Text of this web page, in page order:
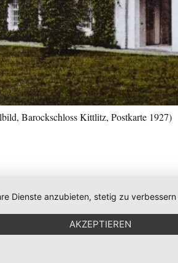
Barockschloss Kittlitz, Postkarte 1927)
Dienste anzubieten, stetig zu
AKZEPTIEREN